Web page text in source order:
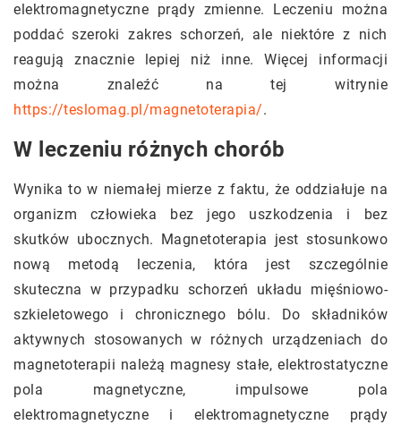
elektromagnetyczne prądy zmienne. Leczeniu można
poddać szeroki zakres schorzeń, ale niektóre z nich
reagują znacznie lepiej niż inne. Więcej informacji
można znaleźć na tej witrynie
https://teslomag.pl/magnetoterapia/.
W leczeniu różnych chorób
Wynika to w niemałej mierze z faktu, że oddziałuje na
organizm człowieka bez jego uszkodzenia i bez
skutków ubocznych. Magnetoterapia jest stosunkowo
nową metodą leczenia, która jest szczególnie
skuteczna w przypadku schorzeń układu mięśniowo-
szkieletowego i chronicznego bólu. Do składników
aktywnych stosowanych w różnych urządzeniach do
magnetoterapii należą magnesy stałe, elektrostatyczne
pola magnetyczne, impulsowe pola
elektromagnetyczne i elektromagnetyczne prądy